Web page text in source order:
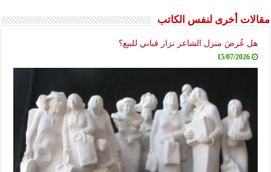
مقالات أخرى لنفس الكاتب
هل عُرضَ منزل الشاعر نزار قباني للبيع؟
15/07/2026